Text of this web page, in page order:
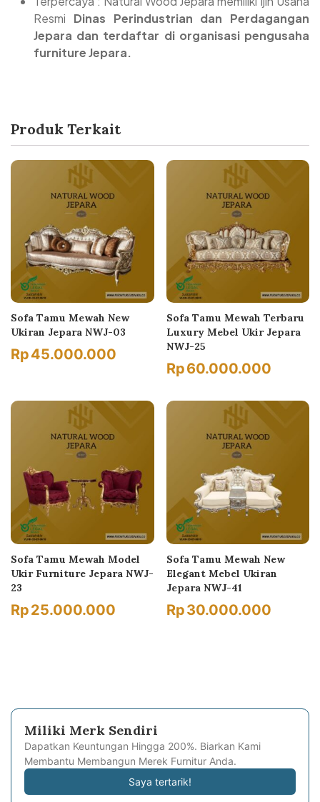
Resmi Dinas Perindustrian dan Perdagangan
Jepara dan terdaftar di organisasi pengusaha
furniture Jepara.
Produk Terkait
Sofa Tamu Mewah New
Ukiran Jepara NWJ-03
Rp45.000.000
Sofa Tamu Mewah Terbaru
Luxury Mebel Ukir Jepara
NWJ-25
Rp60.000.000
Sofa Tamu Mewah Model
Ukir Furniture Jepara NWJ-
23
Rp25.000.000
Sofa Tamu Mewah New
Elegant Mebel Ukiran
Jepara NWJ-41
Rp30.000.000
Miliki Merk Sendiri
Dapatkan Keuntungan Hingga 200%. Biarkan Kami
Membantu Membangun Merek Furnitur Anda.
Saya tertarik!